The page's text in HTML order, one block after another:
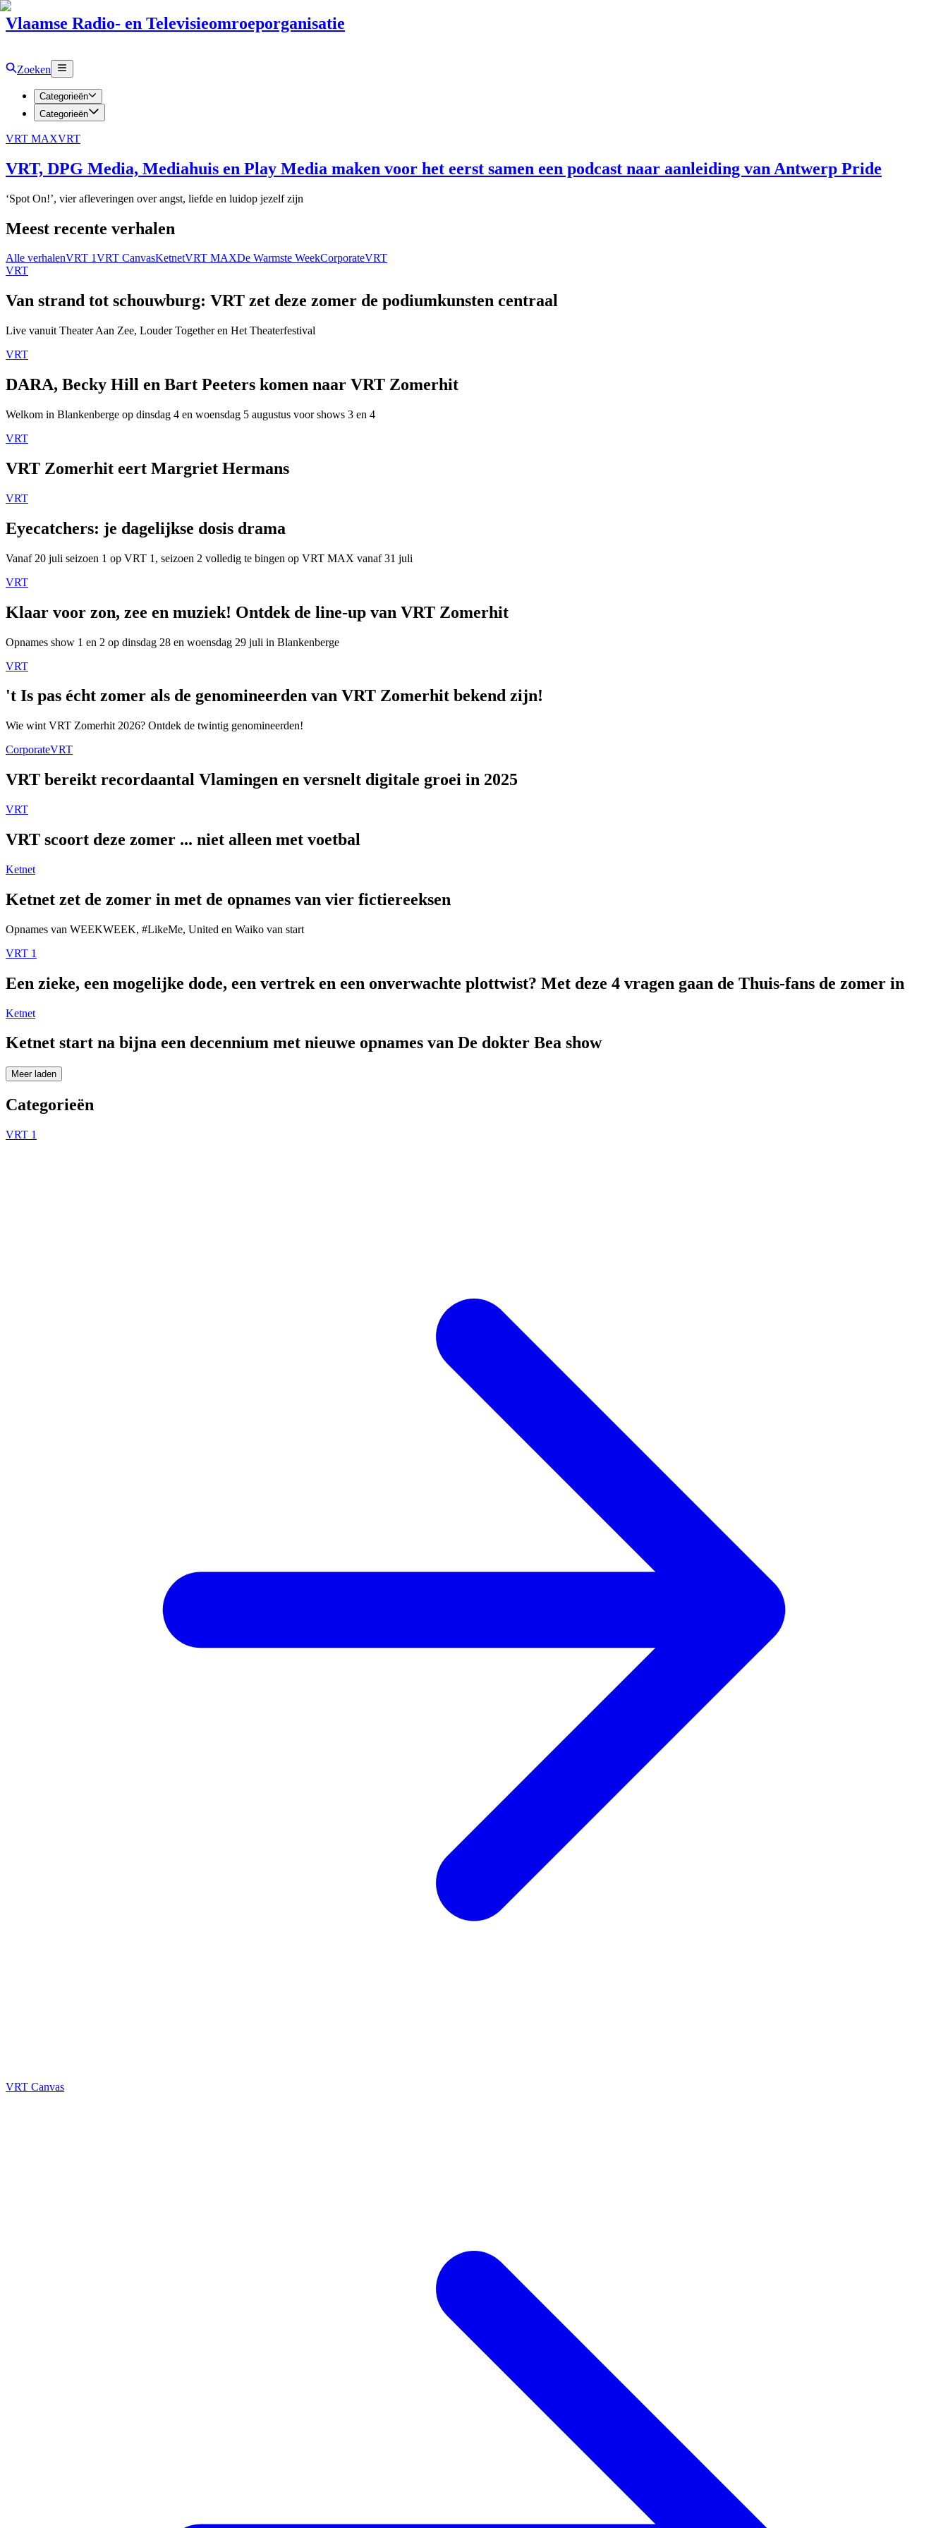
Vlaamse Radio- en Televisieomroeporganisatie
Zoeken
Categorieën
Categorieën
VRT MAXVRT
VRT, DPG Media, Mediahuis en Play Media maken voor het eerst samen een podcast naar aanleiding van Antwerp Pride
‘Spot On!’, vier afleveringen over angst, liefde en luidop jezelf zijn
Meest recente verhalen
Alle verhalenVRT 1VRT CanvasKetnetVRT MAXDe Warmste WeekCorporateVRT
VRT
Van strand tot schouwburg: VRT zet deze zomer de podiumkunsten centraal
Live vanuit Theater Aan Zee, Louder Together en Het Theaterfestival
VRT
DARA, Becky Hill en Bart Peeters komen naar VRT Zomerhit
Welkom in Blankenberge op dinsdag 4 en woensdag 5 augustus voor shows 3 en 4
VRT
VRT Zomerhit eert Margriet Hermans
VRT
Eyecatchers: je dagelijkse dosis drama
Vanaf 20 juli seizoen 1 op VRT 1, seizoen 2 volledig te bingen op VRT MAX vanaf 31 juli
VRT
Klaar voor zon, zee en muziek! Ontdek de line-up van VRT Zomerhit
Opnames show 1 en 2 op dinsdag 28 en woensdag 29 juli in Blankenberge
VRT
't Is pas écht zomer als de genomineerden van VRT Zomerhit bekend zijn!
Wie wint VRT Zomerhit 2026? Ontdek de twintig genomineerden!
CorporateVRT
VRT bereikt recordaantal Vlamingen en versnelt digitale groei in 2025
VRT
VRT scoort deze zomer ... niet alleen met voetbal
Ketnet
Ketnet zet de zomer in met de opnames van vier fictiereeksen
Opnames van WEEKWEEK, #LikeMe, United en Waiko van start
VRT 1
Een zieke, een mogelijke dode, een vertrek en een onverwachte plottwist? Met deze 4 vragen gaan de Thuis-fans de zomer in
Ketnet
Ketnet start na bijna een decennium met nieuwe opnames van De dokter Bea show
Meer laden
Categorieën
VRT 1
VRT Canvas